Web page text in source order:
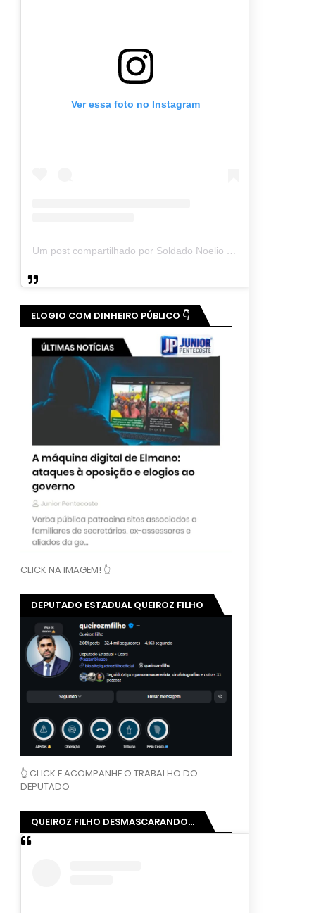
Ver essa foto no Instagram
Um post compartilhado por Soldado Noelio (@soldadonoelio)
ELOGIO COM DINHEIRO PÚBLICO 👇
CLICK NA IMAGEM! 👆
DEPUTADO ESTADUAL QUEIROZ FILHO
👆 CLICK E ACOMPANHE O TRABALHO DO
DEPUTADO
QUEIROZ FILHO DESMASCARANDO...